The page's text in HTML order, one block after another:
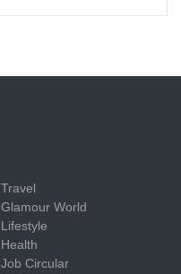
Travel
Glamour World
Lifestyle
Health
Job Circular